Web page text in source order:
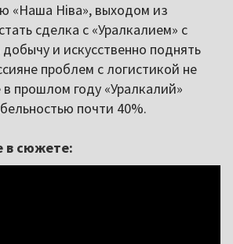
«Наша Ніва», выходом из
сделка с «Уралкалием» с
и искусственно поднять
проблем с логистикой не
прошлом году «Уралкалий»
почти 40%.
в сюжете: